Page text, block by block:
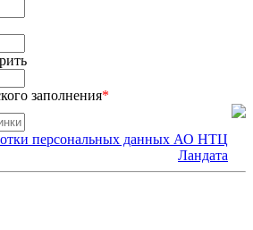
заполнения*
персональных данных АО НТЦ
Ландата